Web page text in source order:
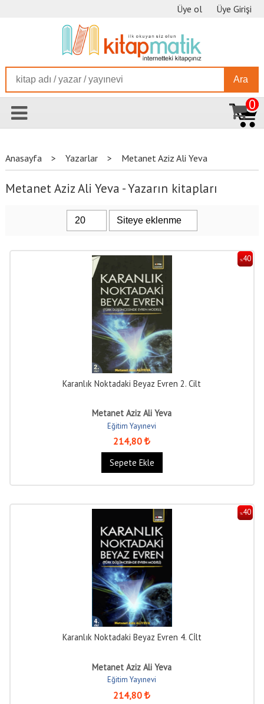
Üye ol Üye Girişi
Ara
0
Anasayfa > Yazarlar > Metanet Aziz Ali Yeva
Metanet Aziz Ali Yeva - Yazarın kitapları
%40
Karanlık Noktadaki Beyaz Evren 2. Cilt
Metanet Aziz Ali Yeva
Eğitim Yayınevi
214,80
Sepete Ekle
%40
Karanlık Noktadaki Beyaz Evren 4. Cİlt
Metanet Aziz Ali Yeva
Eğitim Yayınevi
214,80